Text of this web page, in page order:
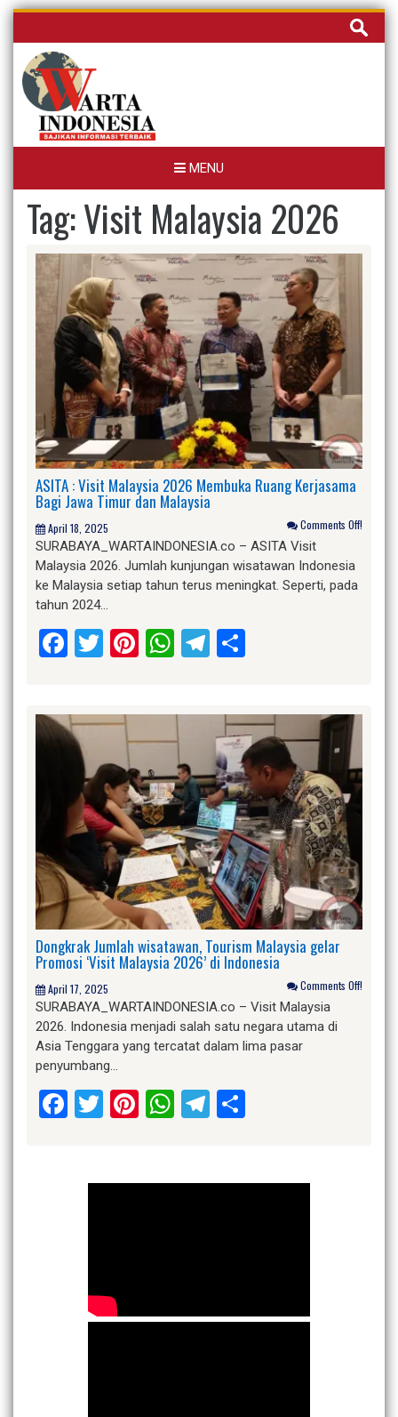
Skip
content
Cari
untuk:
MENU
Tag:Visit Malaysia 2026
ASITA : Visit Malaysia 2026 Membuka Ruang Kerjasama
Bagi Jawa Timur dan Malaysia
April 18, 2025 Comments Off!
SURABAYA_WARTAINDONESIA.co – ASITA Visit
Malaysia 2026. Jumlah kunjungan wisatawan Indonesia
ke Malaysia setiap tahun terus meningkat. Seperti, pada
tahun 2024…
Facebook
Twitter
Pinterest
WhatsApp
Telegram
Dongkrak Jumlah wisatawan, Tourism Malaysia gelar
Promosi ‘Visit Malaysia 2026’ di Indonesia
April 17, 2025 Comments Off!
SURABAYA_WARTAINDONESIA.co – Visit Malaysia
2026. Indonesia menjadi salah satu negara utama di
Asia Tenggara yang tercatat dalam lima pasar
penyumbang…
Facebook
Twitter
Pinterest
WhatsApp
Telegram